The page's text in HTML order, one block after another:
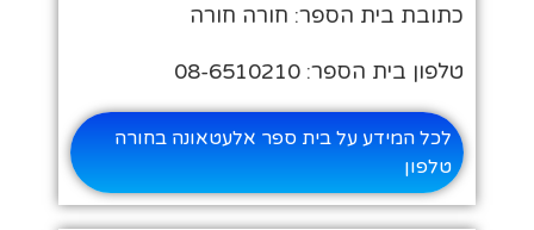
כתובת בית הספר: חורה חורה
טלפון בית הספר: 08-6510210
לכל המידע על בית ספר אלעטאונה בחורה
טלפון